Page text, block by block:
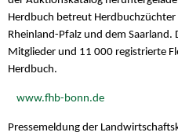
Herdbuch betreut
Rheinland-Pfalz und dem
Mitglieder und 11 000 registrierte
Herdbuch.
www.fhb-bonn.de
Pressemeldung der